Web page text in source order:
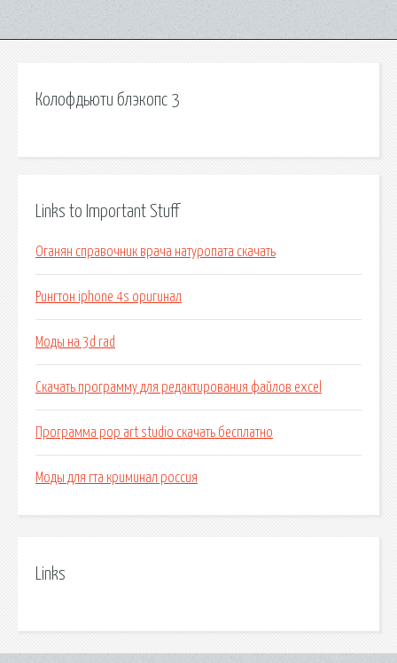
Колофдьюти блэкопс 3
Links to Important Stuff
Оганян справочник врача натуропата скачать
Рингтон iphone 4s оригинал
Моды на 3d rad
Скачать программу для редактирования файлов excel
Программа pop art studio скачать бесплатно
Моды для гта криминал россия
Links